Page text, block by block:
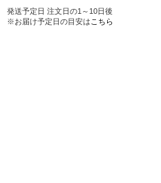
発送予定日 注文日の1～10日後
※お届け予定日の目安は こちら